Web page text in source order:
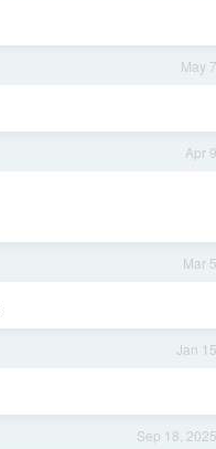
May 7
Apr 9
Mar 5
Jan 15
Sep 18, 2025